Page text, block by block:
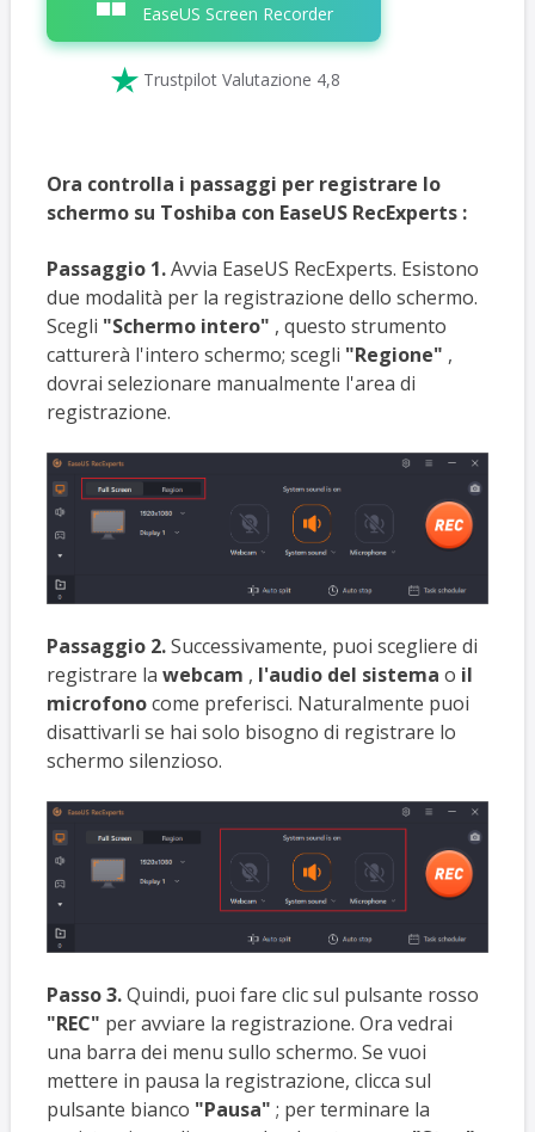
EaseUS Screen Recorder
 Trustpilot Valutazione 4,8
Ora controlla i passaggi per registrare lo
schermo su Toshiba con EaseUS RecExperts :
Passaggio 1.Avvia EaseUS RecExperts. Esistono
due modalità per la registrazione dello schermo.
Scegli "Schermo intero" , questo strumento
catturerà l'intero schermo; scegli "Regione" ,
dovrai selezionare manualmente l'area di
registrazione.
Passaggio 2.Successivamente, puoi scegliere di
registrare la webcam , l'audio del sistema o il
microfonocome preferisci. Naturalmente puoi
disattivarli se hai solo bisogno di registrare lo
schermo silenzioso.
Passo 3.Quindi, puoi fare clic sul pulsante rosso
"REC" per avviare la registrazione. Ora vedrai
una barra dei menu sullo schermo. Se vuoi
mettere in pausa la registrazione, clicca sul
pulsante bianco "Pausa" ; per terminare la